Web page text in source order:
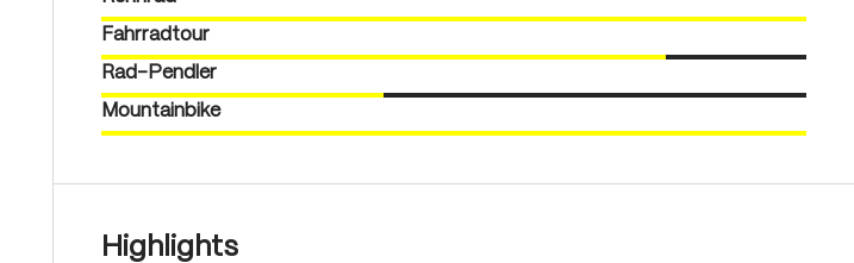
Fahrradtour
Rad-Pendler
Mountainbike
Highlights